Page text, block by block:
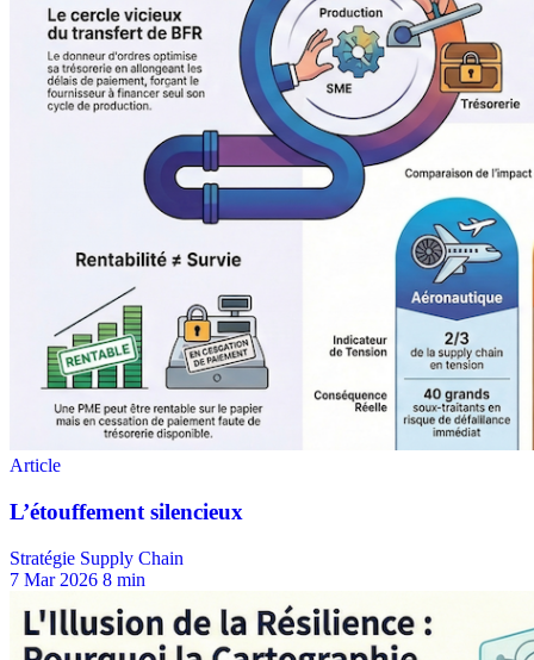
Stratégie Supply Chain
7 Mar 2026 8 min